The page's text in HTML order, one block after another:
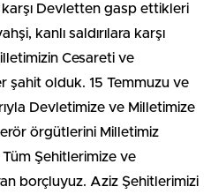
Devletten gasp ettikleri
kanlı saldırılara karşı
Cesareti ve
şahit olduk. 15 Temmuzu ve
Devletimize ve Milletimize
örgütlerini Milletimiz
Şehitlerimize ve
borçluyuz. Aziz Şehitlerimizi